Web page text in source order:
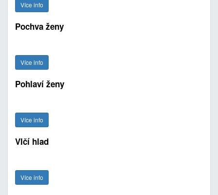
Více info
Pochva ženy
Více info
Pohlaví ženy
Více info
Vlčí hlad
Více info